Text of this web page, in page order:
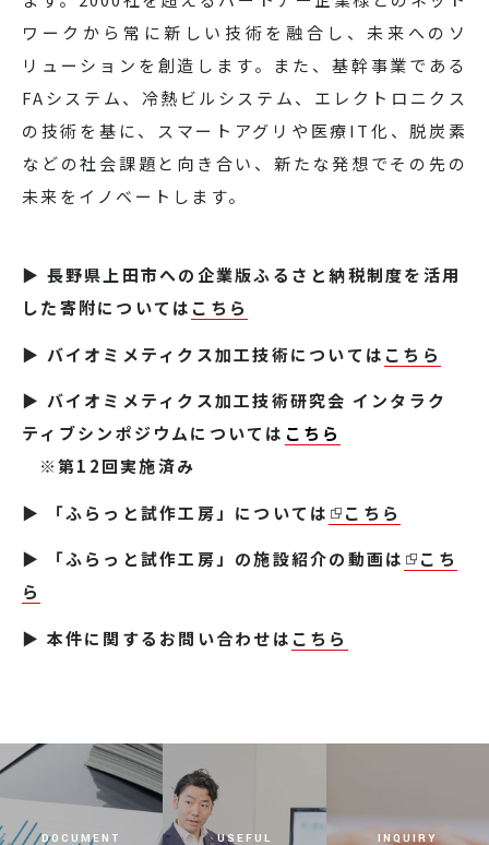
ワークから常に新しい技術を融合し、未来へのソ
リューションを創造します。また、基幹事業である
FAシステム、冷熱ビルシステム、エレクトロニクス
の技術を基に、スマートアグリや医療IT化、脱炭素
などの社会課題と向き合い、新たな発想でその先の
未来をイノベートします。
▶ 長野県上田市への企業版ふるさと納税制度を活用
した寄附については こちら
▶ バイオミメティクス加工技術については こちら
▶ バイオミメティクス加工技術研究会 インタラク
ティブシンポジウムについては こちら
※第12回実施済み
▶ 「ふらっと試作工房」については こちら
▶ 「ふらっと試作工房」の施設紹介の動画は
こち
ら
▶ 本件に関するお問い合わせは こちら
DOCUMENT USEFUL INQUIRY